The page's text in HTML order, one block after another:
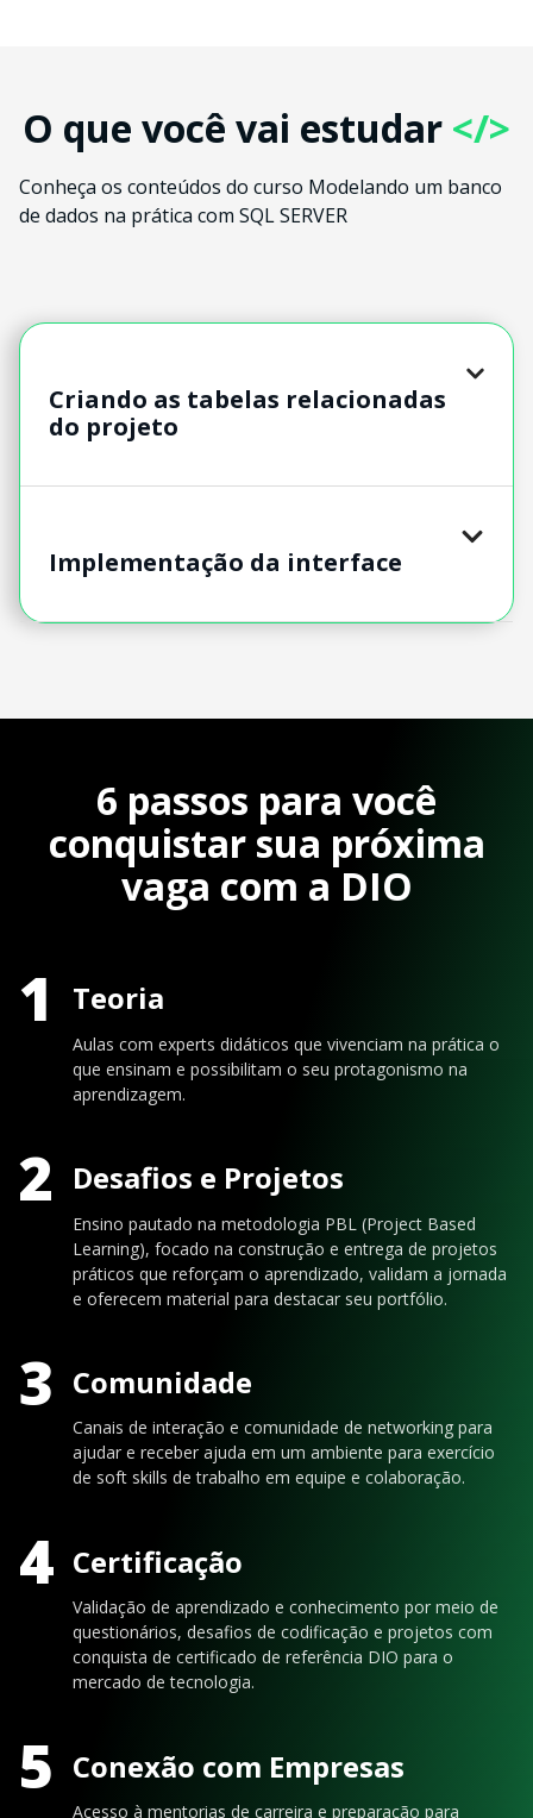
O que você vai estudar </>
Conheça os conteúdos do curso Modelando um banco
de dados na prática com SQL SERVER
Criando as tabelas relacionadas
do projeto
Implementação da interface
6 passos para você
conquistar sua próxima
vaga com a DIO
1 Teoria
Aulas com experts didáticos que vivenciam na prática o
que ensinam e possibilitam o seu protagonismo na
aprendizagem.
2 Desafios e Projetos
Ensino pautado na metodologia PBL (Project Based
Learning), focado na construção e entrega de projetos
práticos que reforçam o aprendizado, validam a jornada
e oferecem material para destacar seu portfólio.
3 Comunidade
Canais de interação e comunidade de networking para
ajudar e receber ajuda em um ambiente para exercício
de soft skills de trabalho em equipe e colaboração.
4 Certificação
Validação de aprendizado e conhecimento por meio de
questionários, desafios de codificação e projetos com
conquista de certificado de referência DIO para o
mercado de tecnologia.
5 Conexão com Empresas
Acesso à mentorias de carreira e preparação para